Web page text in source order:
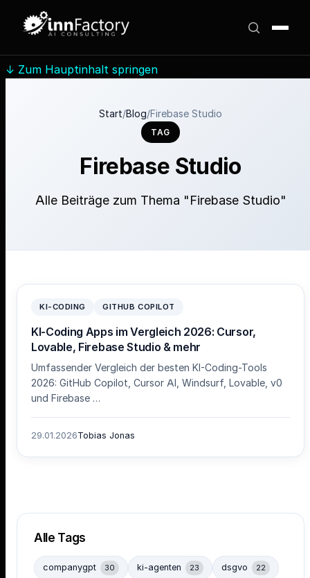
↓ Zum Hauptinhalt springen
Start/Blog/Firebase Studio
TAG
Firebase Studio
Alle Beiträge zum Thema "Firebase Studio"
KI-CODING GITHUB COPILOT
KI-Coding Apps im Vergleich 2026: Cursor,
Lovable, Firebase Studio & mehr
Umfassender Vergleich der besten KI-Coding-Tools
2026: GitHub Copilot, Cursor AI, Windsurf, Lovable, v0
und Firebase …
29.01.2026Tobias Jonas
Alle Tags
companygpt 30 ki-agenten 23 dsgvo 22